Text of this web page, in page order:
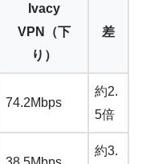
Ivacy
VPN（下
り）
差
74.2Mbps
約2.
5倍
約3.